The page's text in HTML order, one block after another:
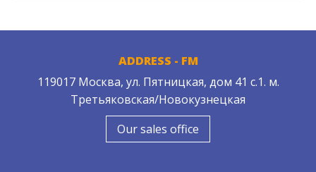
ADDRESS - FM
119017 Москва, ул. Пятницкая, дом 41 с.1. м.
Третьяковская/Новокузнецкая
Our sales office